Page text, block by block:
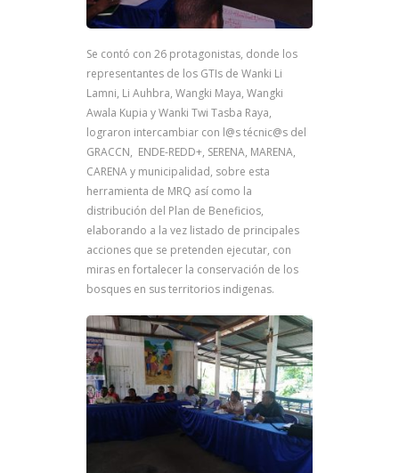
Se contó con 26 protagonistas, donde los
representantes de los GTIs de Wanki Li
Lamni, Li Auhbra, Wangki Maya, Wangki
Awala Kupia y Wanki Twi Tasba Raya,
lograron intercambiar con l@s técnic@s del
GRACCN, ENDE-REDD+, SERENA, MARENA,
CARENA y municipalidad, sobre esta
herramienta de MRQ así como la
distribución del Plan de Beneficios,
elaborando a la vez listado de principales
acciones que se pretenden ejecutar, con
miras en fortalecer la conservación de los
bosques en sus territorios indigenas.